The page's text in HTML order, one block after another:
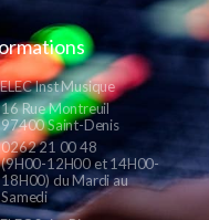
Inst Musique
16 Rue Montreuil
97400 Saint-Denis
0262 21 00 48
(9H00-12H00 et 14H00-
18H00) du Mardi au
Samedi